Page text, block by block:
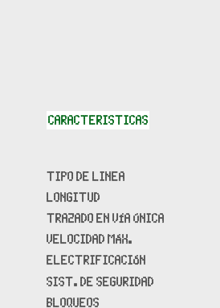
CARACTERISTICAS
TIPO DE LINEA
LONGITUD
TRAZADO EN VÍA ÚNICA
VELOCIDAD MÁX.
ELECTRIFICACIÓN
SIST. DE SEGURIDAD
BLOQUEOS